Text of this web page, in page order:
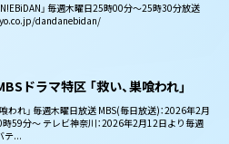
」 毎週木曜日25時00分～25時30分放送
dandanebidan/
ドラマ特区 「救い、巣喰われ」
喰われ」 毎週木曜日放送 MBS(毎日放送)：2026年2月
59分～ テレビ神奈川：2026年2月12日より毎週
テ...